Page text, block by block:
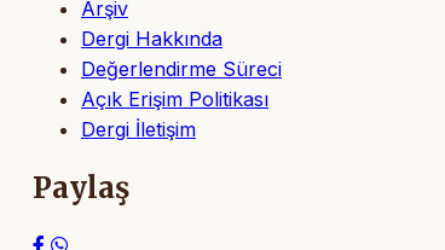
Arşiv
Dergi Hakkında
Değerlendirme Süreci
Açık Erişim Politikası
Dergi İletişim
Paylaş